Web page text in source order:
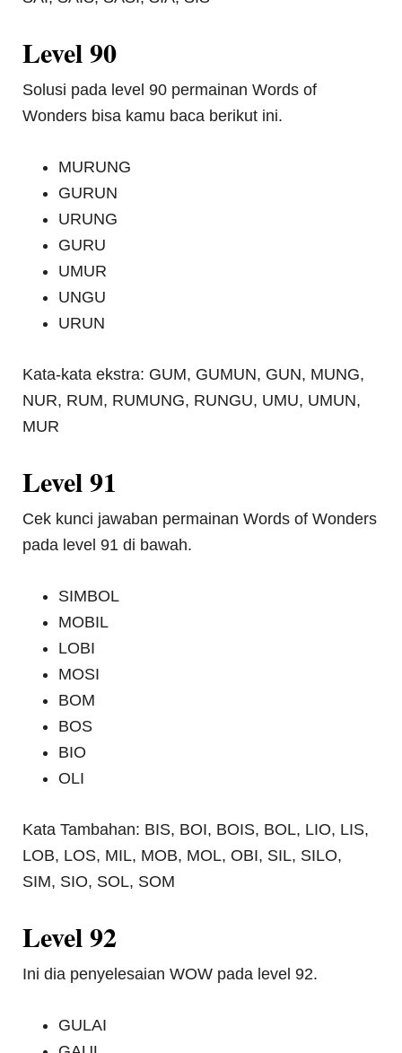
Level 90
Solusi pada level 90 permainan Words of
Wonders bisa kamu baca berikut ini.
MURUNG
GURUN
URUNG
GURU
UMUR
UNGU
URUN
Kata-kata ekstra: GUM, GUMUN, GUN, MUNG,
NUR, RUM, RUMUNG, RUNGU, UMU, UMUN,
MUR
Level 91
Cek kunci jawaban permainan Words of Wonders
pada level 91 di bawah.
SIMBOL
MOBIL
LOBI
MOSI
BOM
BOS
BIO
OLI
Kata Tambahan: BIS, BOI, BOIS, BOL, LIO, LIS,
LOB, LOS, MIL, MOB, MOL, OBI, SIL, SILO,
SIM, SIO, SOL, SOM
Level 92
Ini dia penyelesaian WOW pada level 92.
GULAI